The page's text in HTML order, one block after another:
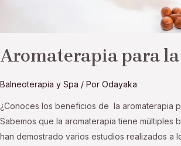
Aromaterapia para
Balneoterapia y Spa / Por Odayaka
¿Conoces los beneficios de la aromaterapia
Sabemos que la aromaterapia tiene múltiples
han demostrado varios estudios realizados a